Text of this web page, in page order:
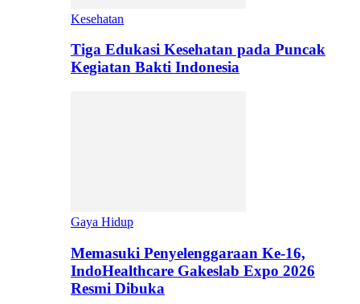
Kesehatan
Tiga Edukasi Kesehatan pada Puncak
Kegiatan Bakti Indonesia
Gaya Hidup
Memasuki Penyelenggaraan Ke-16,
IndoHealthcare Gakeslab Expo 2026
Resmi Dibuka